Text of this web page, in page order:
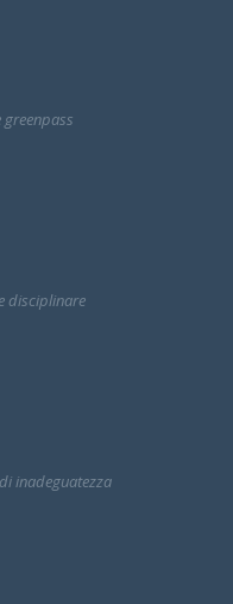
disciplinare
inadeguatezza